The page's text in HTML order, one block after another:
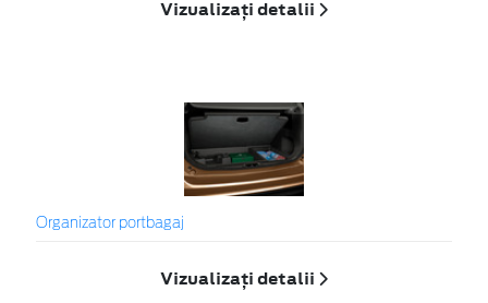
Vizualizați detalii
Organizator portbagaj
Vizualizați detalii